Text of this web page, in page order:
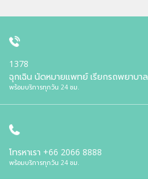
1378
ฉุกเฉิน นัดหมายแพทย์ เรียกรถพยาบาล
พร้อมบริการทุกวัน 24 ชม.
โทรหาเรา +66 2066 8888
พร้อมบริการทุกวัน 24 ชม.